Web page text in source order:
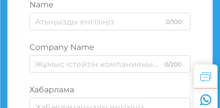
Name
0/100
Company Name
0/200
Хабарлама